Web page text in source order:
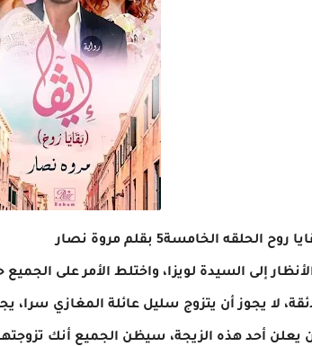
الحلقه الخامسة5 بقلم مروة نصار
إلى السيدة لويزا، واختلط الأمر على
لا يجوز أن يتزوج سليل عائلة المغازي
يعلن أحد هذه الزيجة، سيظن الجميع أنك